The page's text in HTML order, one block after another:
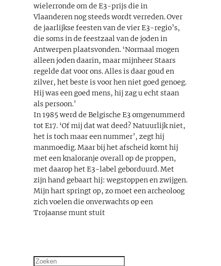
wielerronde om de E3-prijs die in
Vlaanderen nog steeds wordt verreden. Over
de jaarlijkse feesten van de vier E3-regio’s,
die soms in de feestzaal van de joden in
Antwerpen plaatsvonden. ‘Normaal mogen
alleen joden daarin, maar mijnheer Staars
regelde dat voor ons. Alles is daar goud en
zilver, het beste is voor hen niet goed genoeg.
Hij was een goed mens, hij zag u echt staan
als persoon.’
In 1985 werd de Belgische E3 omgenummerd
tot E17. ‘Of mij dat wat deed? Natuurlijk niet,
het is toch maar een nummer’, zegt hij
manmoedig. Maar bij het afscheid komt hij
met een knaloranje overall op de proppen,
met daarop het E3-label geborduurd. Met
zijn hand gebaart hij: wegstoppen en zwijgen.
Mijn hart springt op, zo moet een archeoloog
zich voelen die onverwachts op een
Trojaanse munt stuit
Zoeken